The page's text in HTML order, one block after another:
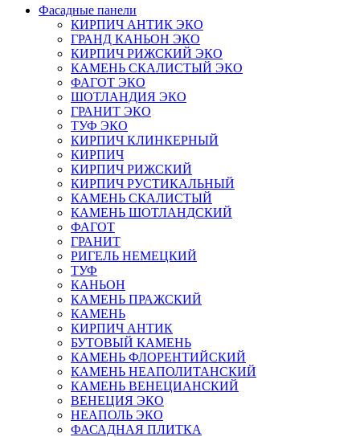
Фасадные панели
КИРПИЧ АНТИК ЭКО
ГРАНД КАНЬОН ЭКО
КИРПИЧ РИЖСКИЙ ЭКО
КАМЕНЬ СКАЛИСТЫЙ ЭКО
ФАГОТ ЭКО
ШОТЛАНДИЯ ЭКО
ГРАНИТ ЭКО
ТУФ ЭКО
КИРПИЧ КЛИНКЕРНЫЙ
КИРПИЧ
КИРПИЧ РИЖСКИЙ
КИРПИЧ РУСТИКАЛЬНЫЙ
КАМЕНЬ СКАЛИСТЫЙ
КАМЕНЬ ШОТЛАНДСКИЙ
ФАГОТ
ГРАНИТ
РИГЕЛЬ НЕМЕЦКИЙ
ТУФ
КАНЬОН
КАМЕНЬ ПРАЖСКИЙ
КАМЕНЬ
КИРПИЧ АНТИК
БУТОВЫЙ КАМЕНЬ
КАМЕНЬ ФЛОРЕНТИЙСКИЙ
КАМЕНЬ НЕАПОЛИТАНСКИЙ
КАМЕНЬ ВЕНЕЦИАНСКИЙ
ВЕНЕЦИЯ ЭКО
НЕАПОЛЬ ЭКО
ФАСАДНАЯ ПЛИТКА